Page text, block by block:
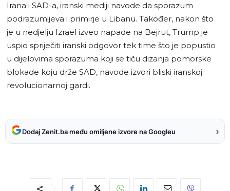
Irana i SAD-a, iranski mediji navode da sporazum
podrazumijeva i primirje u Libanu. Također, nakon što
je u nedjelju Izrael izveo napade na Bejrut, Trump je
uspio spriječiti iranski odgovor tek time što je popustio
u dijelovima sporazuma koji se tiču dizanja pomorske
blokade koju drže SAD, navode izvori bliski iranskoj
revolucionarnoj gardi.
Dodaj Zenit.ba među omiljene izvore na Googleu ›